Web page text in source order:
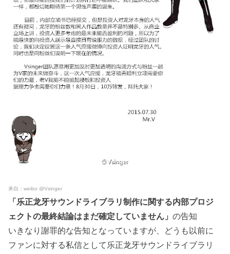
来自：weibo @Vsinger
「乐正龙牙サウンドライブラリ制作に関する内部プロジ
ェクトの最終結論はまだ確定していません」の告知
いきなり謝罪的な告知となっていますが、どうも以前に
ファンに対する私信として乐正龙牙サウンドライブラリ